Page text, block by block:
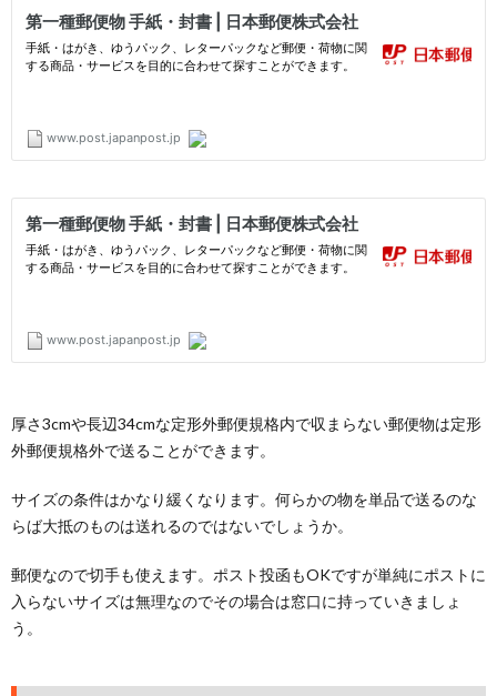
厚さ3cmや長辺34cmな定形外郵便規格内で収まらない郵便物は定形
外郵便規格外で送ることができます。
サイズの条件はかなり緩くなります。何らかの物を単品で送るのな
らば大抵のものは送れるのではないでしょうか。
郵便なので切手も使えます。ポスト投函もOKですが単純にポストに
入らないサイズは無理なのでその場合は窓口に持っていきましょ
う。